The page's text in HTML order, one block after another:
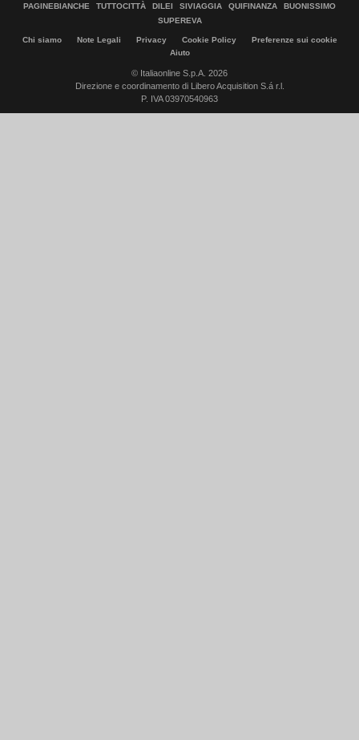
PAGINEBIANCHE
TUTTOCITTÀ DILEI SIVIAGGIA QUIFINANZA
BUONISSIMO
SUPEREVA
Chi siamo Note Legali Privacy Cookie Policy
Preferenze sui cookie
Aiuto
© Italiaonline S.p.A. 2026
Direzione e coordinamento di Libero Acquisition S.á r.l.
P. IVA 03970540963